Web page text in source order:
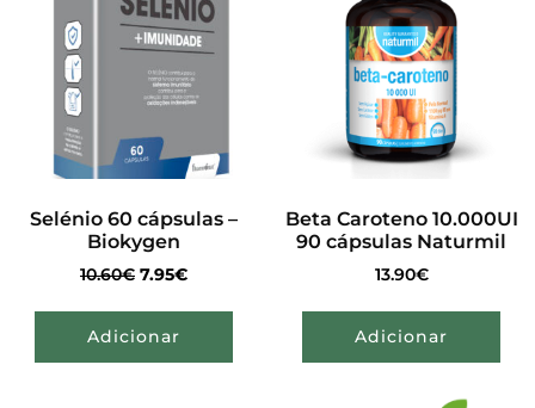
Selénio 60 cápsulas –
Biokygen
10.60€ 7.95€
Adicionar
Beta Caroteno 10.000UI
90 cápsulas Naturmil
13.90€
Adicionar